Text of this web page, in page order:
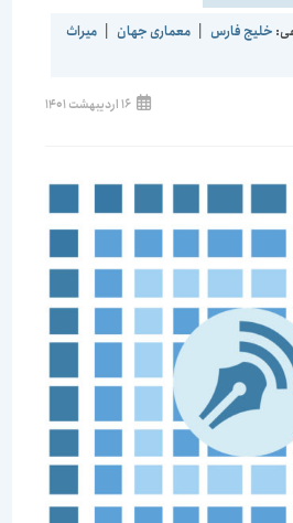
خلیج فارس | معماری جهان |
میراث
نوشته
منتشر
16 اردیبهشت 1401